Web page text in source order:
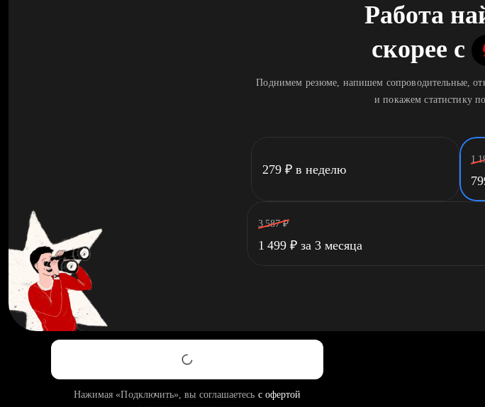
Работа
скорее c
Поднимем резюме, напишем сопроводительные,
и покажем статистику
279 ₽ в неделю
1
3 587 ₽
1 499 ₽ за 3 месяца
Нажимая «Подключить», вы соглашаетесь с офертой